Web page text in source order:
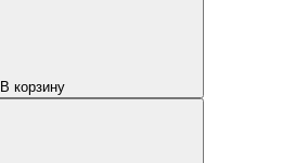
В корзину